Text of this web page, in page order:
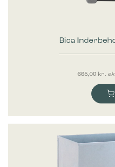
Bica
665,00 kr.